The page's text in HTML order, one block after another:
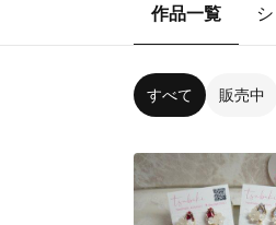
作品一覧
すべて 販売中